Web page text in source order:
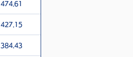
474.61
427.15
384.43